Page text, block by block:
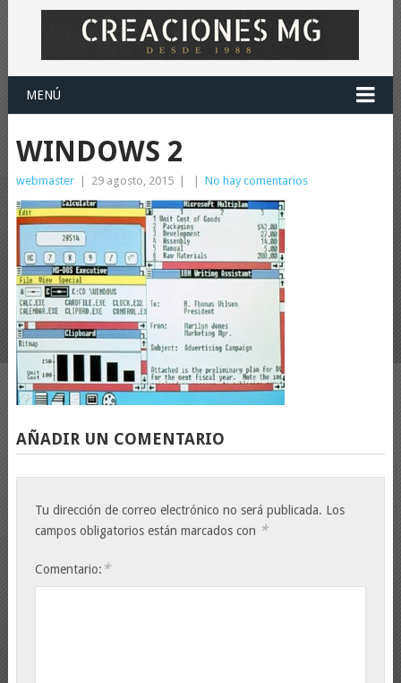
MENÚ
WINDOWS 2
webmaster 29 agosto, 2015 No hay comentarios
AÑADIR UN COMENTARIO
Tu dirección de correo electrónico no será publicada. Los
campos obligatorios están marcados con *
Comentario: *